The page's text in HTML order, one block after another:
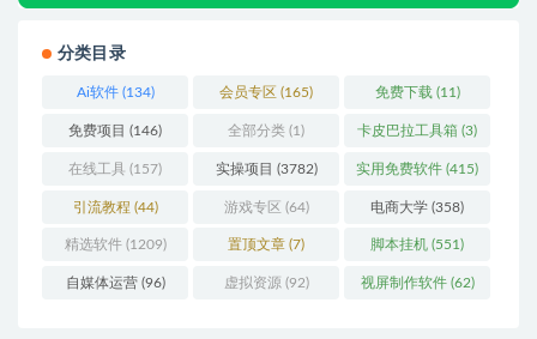
分类目录
Ai软件(134) 会员专区 (165) 免费下载 (11)
免费项目 (146) 全部分类 (1) 卡皮巴拉工具箱 (3)
在线工具 (157) 实操项目 (3782) 实用免费软件 (415)
引流教程 (44) 游戏专区 (64) 电商大学 (358)
精选软件(1209) 置顶文章 (7) 脚本挂机 (551)
自媒体运营(96) 虚拟资源 (92) 视屏制作软件(62)